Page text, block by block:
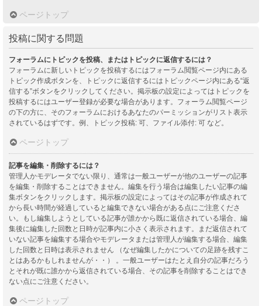
ページトップ
投稿に関する問題
フォーラムにトピックを投稿、またはトピックに返信するには？
フォーラムに新しいトピックを投稿するにはフォーラム閲覧ページ内にある
トピック作成ボタンを、トピックに返信するにはトピックページ内にある“返
信する”ボタンをクリックしてください。掲示板の設定によってはトピックを
投稿するにはユーザー登録が必要な場合があります。フォーラム閲覧ページ
の下の方に、そのフォーラムにおけるあなたのパーミッションがリスト表示
されているはずです。例、トピック投稿: 可、ファイル添付: 可 など。
ページトップ
記事を編集・削除するには？
管理人かモデレータでない限り、通常は一般ユーザーが他のユーザーの記事
を編集・削除することはできません。編集を行う場合は編集したい記事の編
集ボタンをクリックします。掲示板の設定によってはその記事が作成されて
から長い時間が経過していると編集できない場合がある点にご注意くださ
い。もし編集しようとしている記事が誰かから既に返信されている場合、編
集後に編集した回数と日時が記事内に小さく表示されます。まだ返信されて
いない記事を編集する場合やモデレータまたは管理人が編集する場合、編集
した回数と日時は表示されません （なぜ編集したかについての足跡を残すこ
とはあるかもしれませんが・・） 。一般ユーザーはたとえ自分の記事だろう
とそれが既に誰かから返信されている場合、その記事を削除することはでき
ない点にご注意ください。
ページトップ